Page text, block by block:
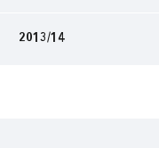
2013/14